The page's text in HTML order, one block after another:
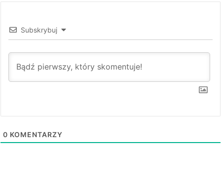
Subskrybuj
0 KOMENTARZY